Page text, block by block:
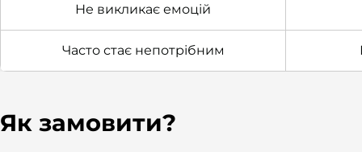
Не викликає емоцій
Часто стає непотрібним
Як замовити?